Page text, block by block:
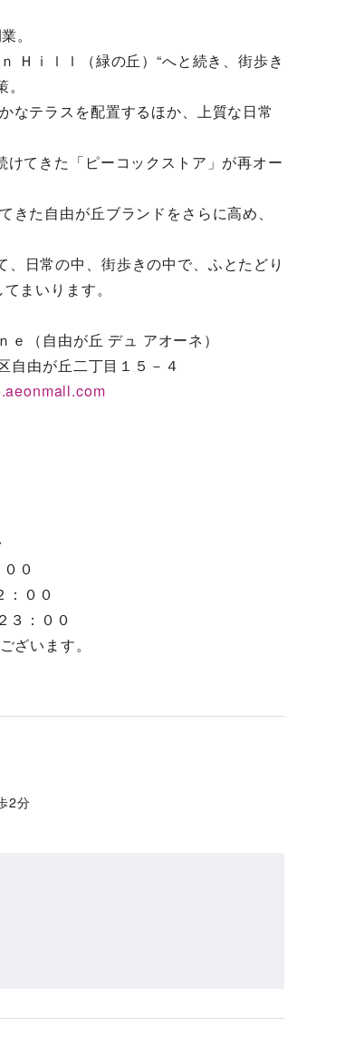
。
Ｈｉｌｌ（緑の丘）“へと続き、街歩き
なテラスを配置するほか、上質な日常
てきた「ピーコックストア」が再オー
日常の中、街歩きの中で、ふとたどり
まいります。
ｅ（自由が丘 デュ アオーネ）
自由が丘二丁目１５－４
０
２２：００
～２３：００
がございます。
2分